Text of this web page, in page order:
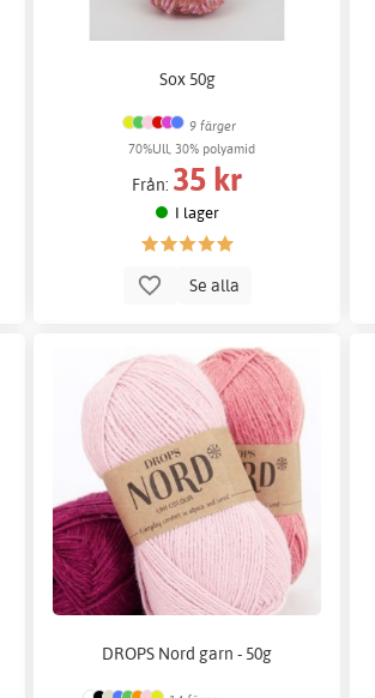
Sox 50g
9 färger
70%Ull, 30% polyamid
Från: 35 kr
I lager
Se alla
DROPS Nord garn - 50g